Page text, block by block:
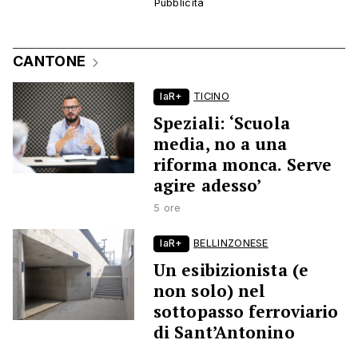
CANTONE
laR+ TICINO
Speziali: ‘Scuola
media, no a una
riforma monca. Serve
agire adesso’
5 ore
laR+ BELLINZONESE
Un esibizionista (e
non solo) nel
sottopasso ferroviario
di Sant’Antonino